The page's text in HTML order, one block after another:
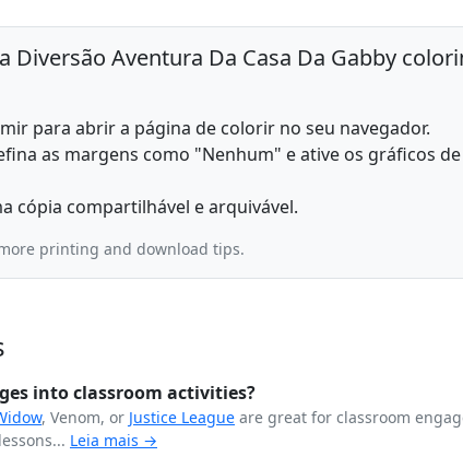
Aventura Da Casa Da Gabby
para abrir a página de colorir no seu navegador.
as margens como "Nenhum" e ative os gráficos de
cópia compartilhável e arquivável.
printing and download tips.
into classroom activities?
, Venom, or Justice League are great for classroom
Leia mais →